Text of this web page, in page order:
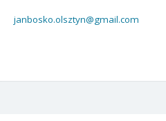
janbosko.olsztyn@gmail.com